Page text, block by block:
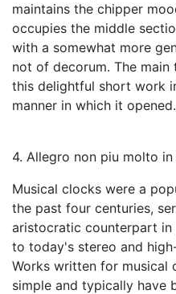
maintains the chipper
occupies the middle
with a somewhat more
not of decorum. The
this delightful short work
manner in which it opened.
4. Allegro non piu molto in
Musical clocks were a
the past four centuries,
aristocratic counterpart
to today's stereo and
Works written for musical
simple and typically have